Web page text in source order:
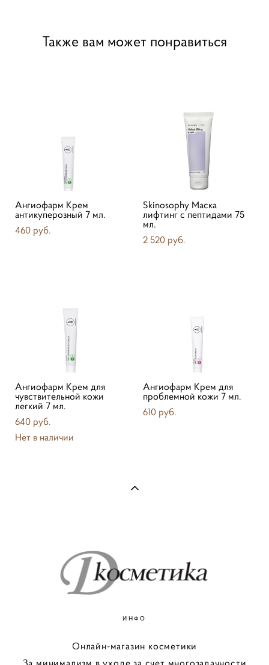
Также вам может понравиться
Ангиофарм Крем
антикуперозный 7 мл.
460 pуб.
Skinosophy Маска
лифтинг с пептидами 75
мл.
2 520 pуб.
Ангиофарм Крем для
чувствительной кожи
легкий 7 мл.
640 pуб.
Нет в наличии
Ангиофарм Крем для
проблемной кожи 7 мл.
610 pуб.
ИНФО
Онлайн-магазин косметики